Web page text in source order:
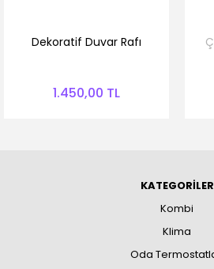
Dekoratif Duvar Rafı
1.450,00 TL
KATEGORİLER
Kombi
Klima
Oda